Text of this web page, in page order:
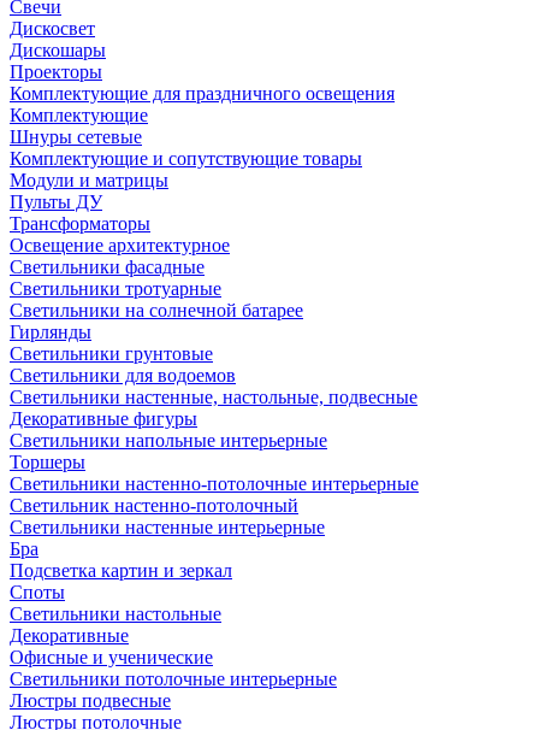
Свечи
Дискосвет
Дискошары
Проекторы
Комплектующие для праздничного освещения
Комплектующие
Шнуры сетевые
Комплектующие и сопутствующие товары
Модули и матрицы
Пульты ДУ
Трансформаторы
Освещение архитектурное
Светильники фасадные
Светильники тротуарные
Светильники на солнечной батарее
Гирлянды
Светильники грунтовые
Светильники для водоемов
Светильники настенные, настольные, подвесные
Декоративные фигуры
Светильники напольные интерьерные
Торшеры
Светильники настенно-потолочные интерьерные
Светильник настенно-потолочный
Светильники настенные интерьерные
Бра
Подсветка картин и зеркал
Споты
Светильники настольные
Декоративные
Офисные и ученические
Светильники потолочные интерьерные
Люстры подвесные
Люстры потолочные